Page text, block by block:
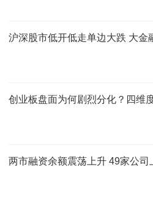
沪深股市低开低走单边大跌 大金
创业板盘面为何剧烈分化？四维
两市融资余额震荡上升 49家公